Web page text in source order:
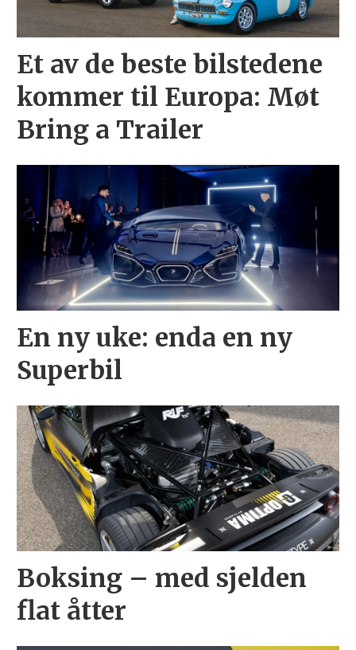
Et av de beste bilstedene
kommer til Europa: Møt
Bring a Trailer
En ny uke: enda en ny
Superbil
Boksing – med sjelden
flat åtter